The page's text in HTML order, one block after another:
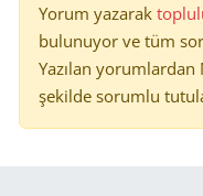
Yorum yazarak
bulunuyor ve tüm
Yazılan
şekilde sorumlu